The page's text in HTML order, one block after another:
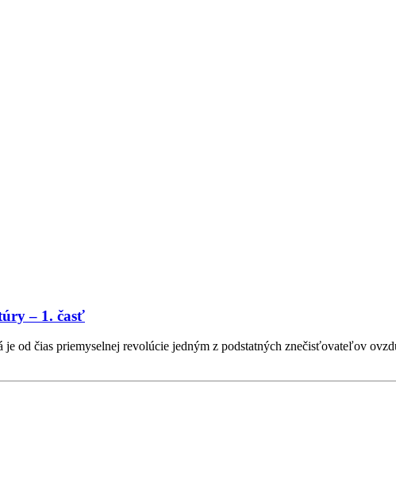
– 1. časť
je od čias priemyselnej revolúcie jedným z podstatných znečisťovateľov